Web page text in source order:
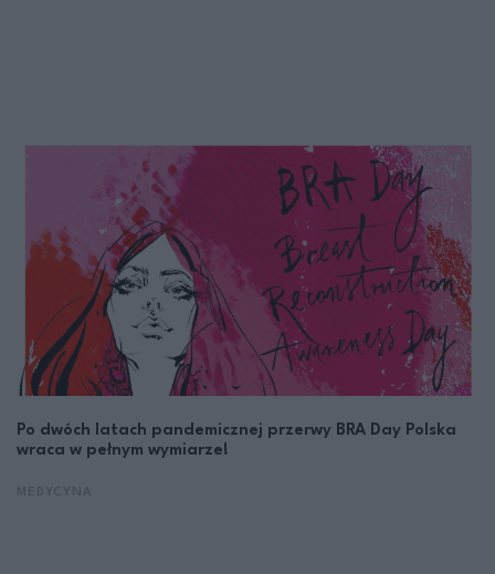
Po dwóch latach pandemicznej przerwy BRA Day Polska
wraca w pełnym wymiarze!